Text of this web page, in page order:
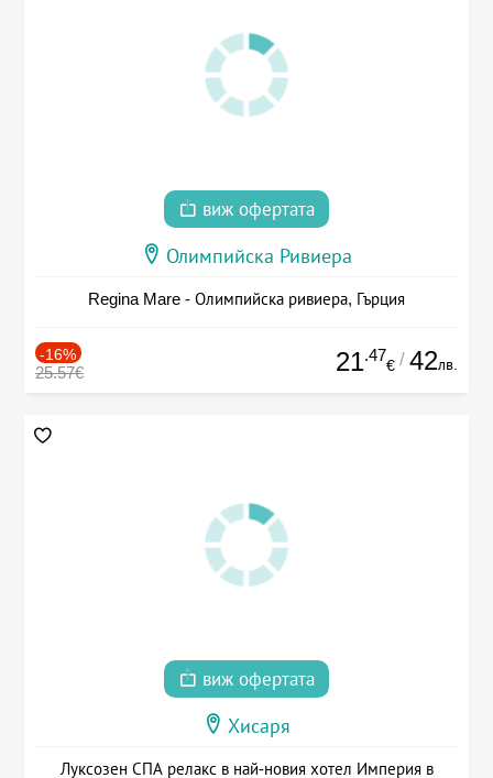
виж офертата
Олимпийска Ривиера
Regina Mare - Олимпийска ривиера, Гърция
-16%
25.57€ 21.47
€ / 42лв.
виж офертата
Хисаря
Луксозен СПА релакс в най-новия хотел Империя в